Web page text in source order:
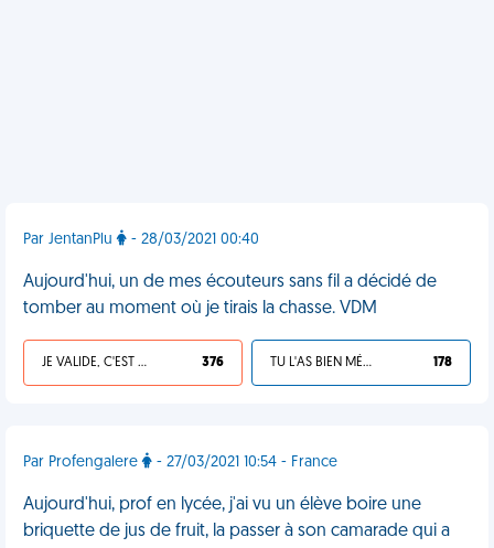
Par JentanPlu - 28/03/2021 00:40
Aujourd'hui, un de mes écouteurs sans fil a décidé de
tomber au moment où je tirais la chasse. VDM
JE VALIDE, C'EST UNE VDM 376 TU L'AS BIEN MÉRITÉ 178
Par Profengalere - 27/03/2021 10:54 - France
Aujourd'hui, prof en lycée, j'ai vu un élève boire une
briquette de jus de fruit, la passer à son camarade qui a